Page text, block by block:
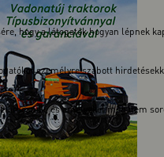
hogy a látogatók hogyan lépnek
személyre szabott
és amelyeket még nem